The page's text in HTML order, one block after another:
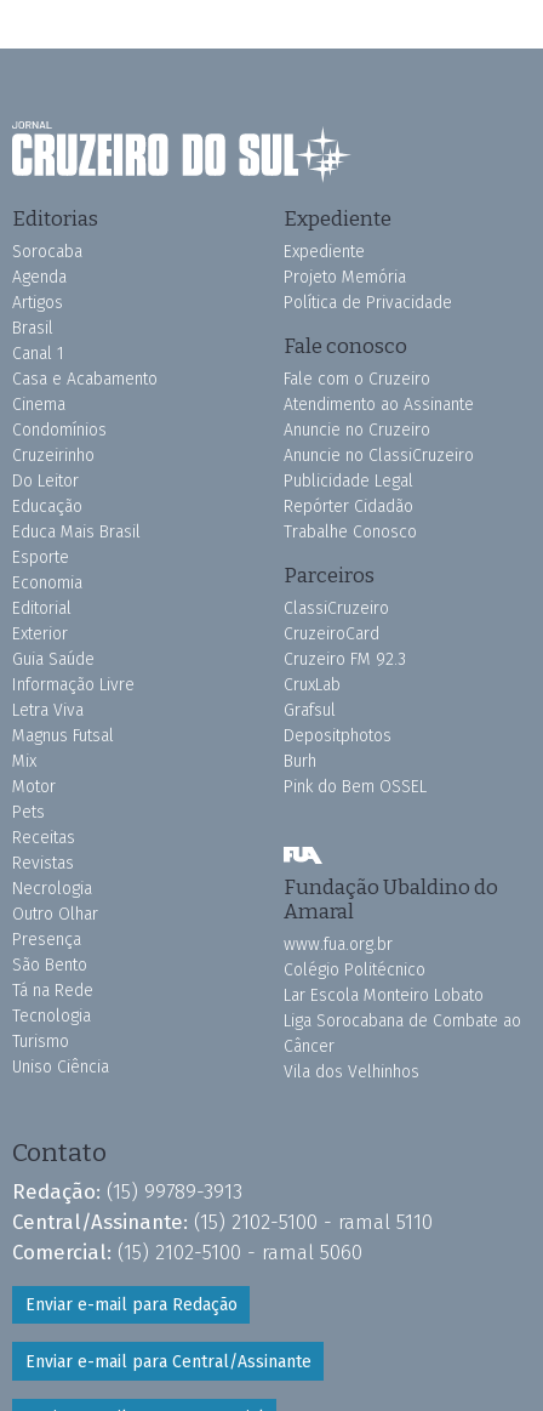
Editorias
Sorocaba
Agenda
Artigos
Brasil
Canal 1
Casa e Acabamento
Cinema
Condomínios
Cruzeirinho
Do Leitor
Educação
Educa Mais Brasil
Esporte
Economia
Editorial
Exterior
Guia Saúde
Informação Livre
Letra Viva
Magnus Futsal
Mix
Motor
Pets
Receitas
Revistas
Necrologia
Outro Olhar
Presença
São Bento
Tá na Rede
Tecnologia
Turismo
Uniso Ciência
Expediente
Expediente
Projeto Memória
Política de Privacidade
Fale conosco
Fale com o Cruzeiro
Atendimento ao Assinante
Anuncie no Cruzeiro
Anuncie no ClassiCruzeiro
Publicidade Legal
Repórter Cidadão
Trabalhe Conosco
Parceiros
ClassiCruzeiro
CruzeiroCard
Cruzeiro FM 92.3
CruxLab
Grafsul
Depositphotos
Burh
Pink do Bem OSSEL
Fundação Ubaldino do
Amaral
www.fua.org.br
Colégio Politécnico
Lar Escola Monteiro Lobato
Liga Sorocabana de Combate ao
Câncer
Vila dos Velhinhos
Contato
Redação: (15) 99789-3913
Central/Assinante: (15) 2102-5100 - ramal 5110
Comercial: (15) 2102-5100 - ramal 5060
Enviar e-mail para Redação
Enviar e-mail para Central/Assinante